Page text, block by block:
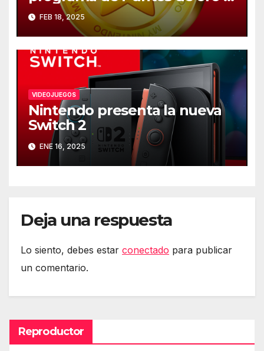
25 de marzo
FEB 18, 2025
VIDEOJUEGOS
Nintendo presenta la nueva
Switch 2
ENE 16, 2025
Deja una respuesta
Lo siento, debes estar conectado para publicar
un comentario.
Reproductor